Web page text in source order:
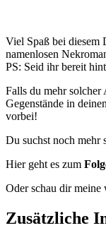
Viel Spaß bei diesem
namenlosen
PS: Seid ihr bereit
Falls du mehr solcher
Gegenstände in
vorbei!
Du suchst noch mehr
Hier geht es zum
Oder schau dir meine
Zusätzliche